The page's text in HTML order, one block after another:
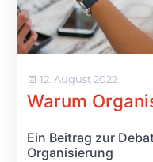
12. August 2022
Warum
Ein Beitrag zur
Organisierung